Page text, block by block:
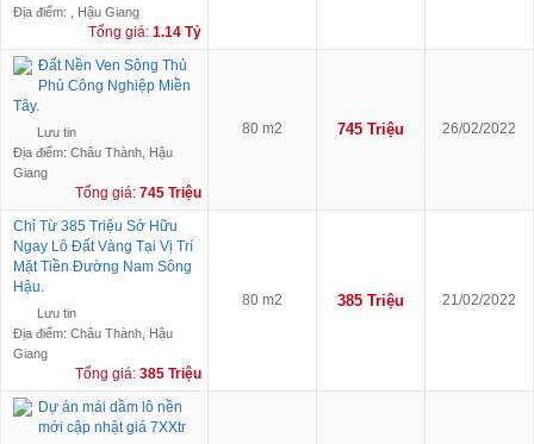
Địa điểm: , Hậu Giang
Tổng giá: 1.14 Tỷ
Đất Nền Ven Sông Thủ
Phủ Công Nghiệp Miền
Tây.
Lưu tin
Địa điểm: Châu Thành, Hậu
Giang
Tổng giá: 745 Triệu
80 m2 745 Triệu 26/02/2022
Chỉ Từ 385 Triệu Sở Hữu
Ngay Lô Đất Vàng Tại Vị Trí
Mặt Tiền Đường Nam Sông
Hậu.
Lưu tin
Địa điểm: Châu Thành, Hậu
Giang
Tổng giá: 385 Triệu
80 m2 385 Triệu 21/02/2022
Dự án mái dầm lô nền
mới cập nhật giá 7XXtr